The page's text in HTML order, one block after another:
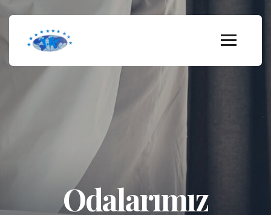
Odalarımız